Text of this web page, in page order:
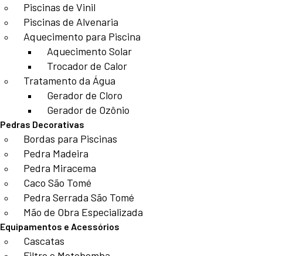
Piscinas de Vinil
Piscinas de Alvenaria
Aquecimento para Piscina
Aquecimento Solar
Trocador de Calor
Tratamento da Água
Gerador de Cloro
Gerador de Ozônio
Pedras Decorativas
Bordas para Piscinas
Pedra Madeira
Pedra Miracema
Caco São Tomé
Pedra Serrada São Tomé
Mão de Obra Especializada
Equipamentos e Acessórios
Cascatas